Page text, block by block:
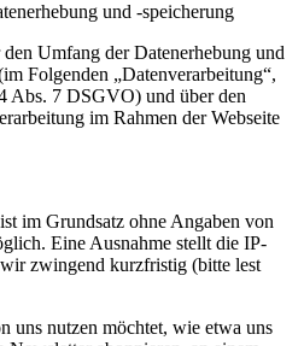
und -speicherung
Umfang der Datenerhebung und
Folgenden „Datenverarbeitung“,
Abs. 7 DSGVO) und über den
im Rahmen der Webseite
im Grundsatz ohne Angaben von
Eine Ausnahme stellt die IP-
zwingend kurzfristig (bitte lest
uns nutzen möchtet, wie etwa uns